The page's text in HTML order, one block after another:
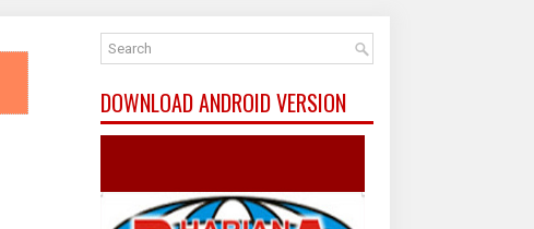
DOWNLOAD ANDROID VERSION